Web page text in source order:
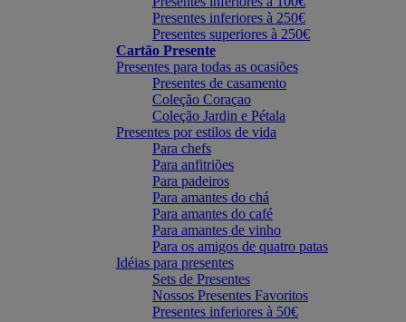
Presentes inferiores à 250€
Presentes superiores à 250€
Cartão Presente
Presentes para todas as ocasiões
Presentes de casamento
Coleção Coraçao
Coleção Jardin e Pétala
Presentes por estilos de vida
Para chefs
Para anfitriões
Para padeiros
Para amantes do chá
Para amantes do café
Para amantes de vinho
Para os amigos de quatro patas
Idéias para presentes
Sets de Presentes
Nossos Presentes Favoritos
Presentes inferiores à 50€